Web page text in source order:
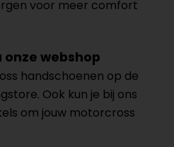
voor meer comfort
webshop
handschoenen op de
Ook kun je bij ons
om jouw motorcross